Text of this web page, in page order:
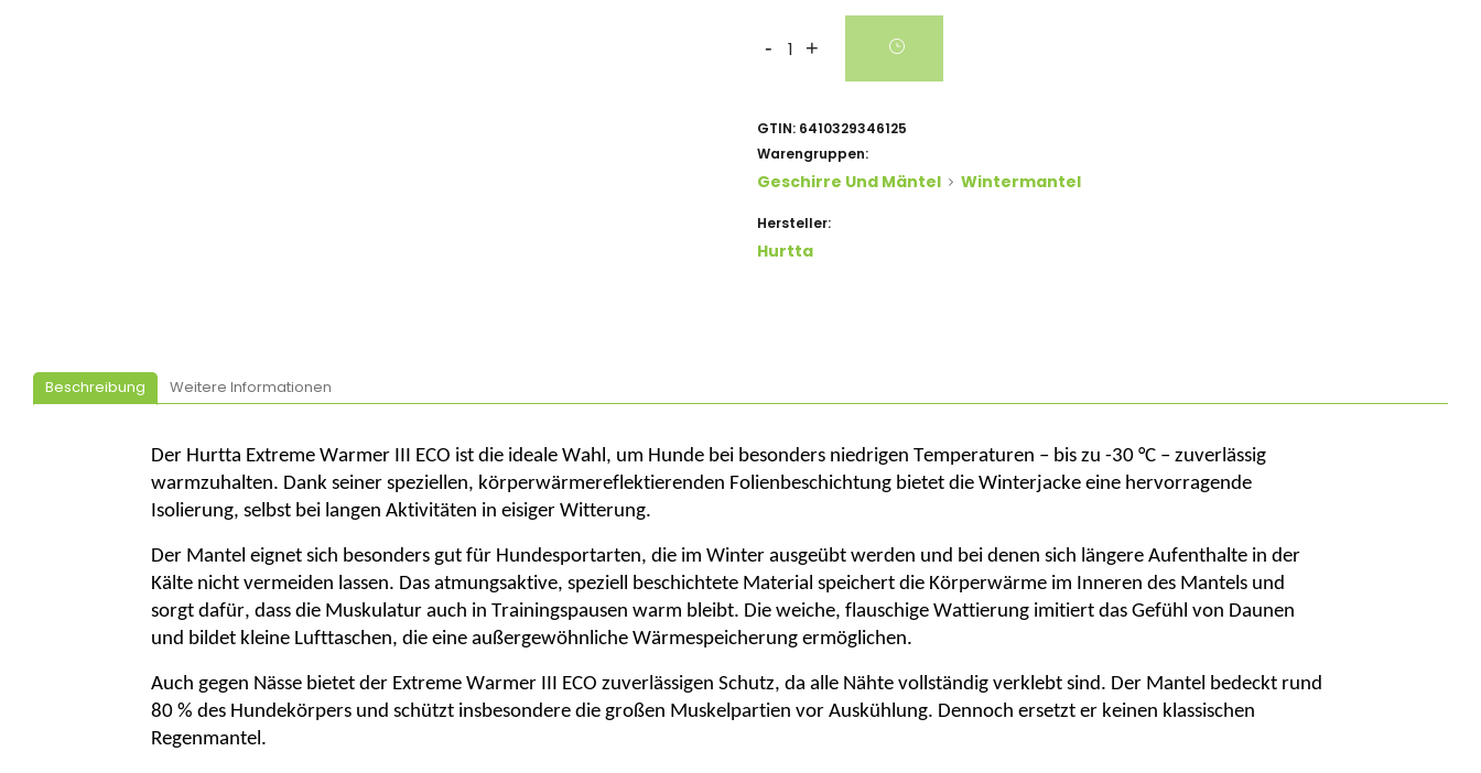
- +
GTIN: 6410329346125
Warengruppen:
Geschirre Und Mäntel Wintermantel
Hersteller:
Hurtta
Beschreibung Weitere Informationen
Der Hurtta Extreme Warmer III ECO ist die ideale Wahl, um Hunde bei besonders niedrigen Temperaturen – bis zu -30 °C – zuverlässig
warmzuhalten. Dank seiner speziellen, körperwärmereflektierenden Folienbeschichtung bietet die Winterjacke eine hervorragende
Isolierung, selbst bei langen Aktivitäten in eisiger Witterung.
Der Mantel eignet sich besonders gut für Hundesportarten, die im Winter ausgeübt werden und bei denen sich längere Aufenthalte in der
Kälte nicht vermeiden lassen. Das atmungsaktive, speziell beschichtete Material speichert die Körperwärme im Inneren des Mantels und
sorgt dafür, dass die Muskulatur auch in Trainingspausen warm bleibt. Die weiche, flauschige Wattierung imitiert das Gefühl von Daunen
und bildet kleine Lufttaschen, die eine außergewöhnliche Wärmespeicherung ermöglichen.
Auch gegen Nässe bietet der Extreme Warmer III ECO zuverlässigen Schutz, da alle Nähte vollständig verklebt sind. Der Mantel bedeckt rund
80 % des Hundekörpers und schützt insbesondere die großen Muskelpartien vor Auskühlung. Dennoch ersetzt er keinen klassischen
Regenmantel.